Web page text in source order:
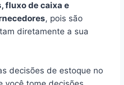
fluxo de caixa e
, pois são
diretamente a sua
decisões de estoque no